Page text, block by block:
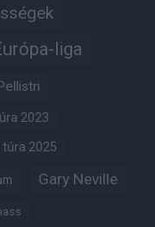
liga
2023
túra 2025
Gary Neville